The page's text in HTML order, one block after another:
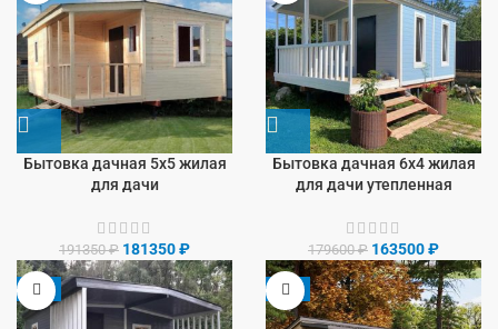
Бытовка дачная 5х5 жилая
для дачи
191350₽ 181350₽
Бытовка дачная 6х4 жилая
для дачи утепленная
179600₽ 163500₽
-8% -9%